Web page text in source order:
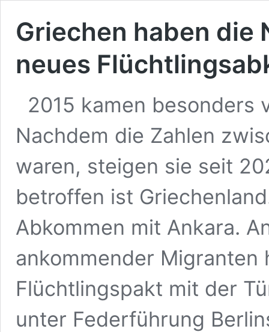
Griechen haben die
neues
2015 kamen besonders
Nachdem die Zahlen
waren, steigen sie seit
betroffen ist
Abkommen mit Ankara.
ankommender Migranten
Flüchtlingspakt mit der
unter Federführung